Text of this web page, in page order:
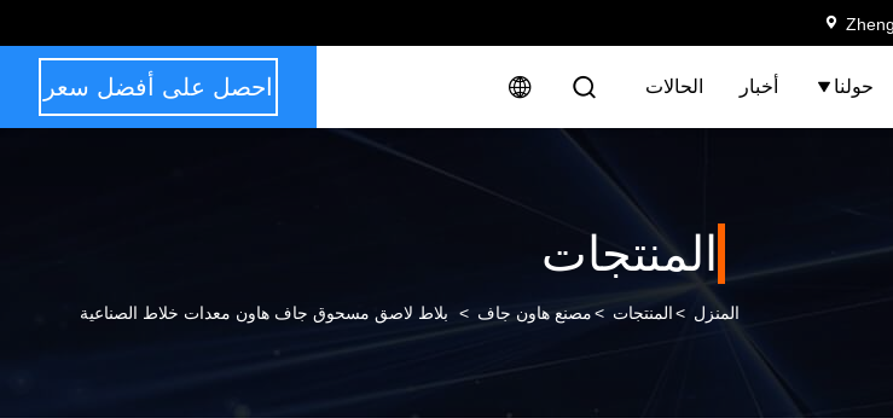
حولنا أخبار الحالات احصل على أفضل سعر
المنتجات
المنزل >المنتجات >مصنع هاون جاف > بلاط لاصق مسحوق جاف هاون معدات خلاط الصناعية